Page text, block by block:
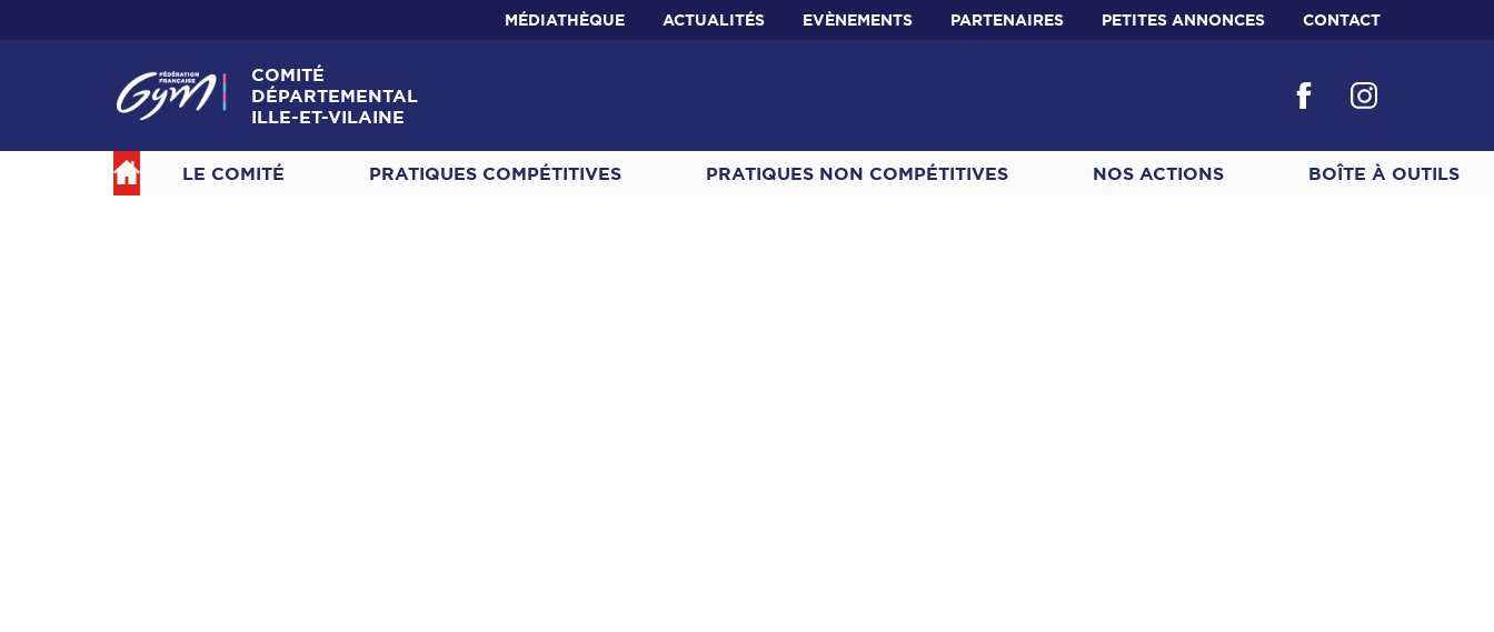
MÉDIATHÈQUE ACTUALITÉS EVÈNEMENTS PARTENAIRES PETITES ANNONCES CONTACT
COMITÉ
DÉPARTEMENTAL
ILLE-ET-VILAINE
LE COMITÉ PRATIQUES COMPÉTITIVES PRATIQUES NON COMPÉTITIVES NOS ACTIONS BOÎTE À OUTILS